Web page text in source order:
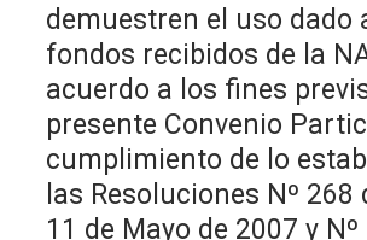
demuestren el uso dado
fondos recibidos de la
acuerdo a los fines
presente Convenio
cumplimiento de lo
las Resoluciones Nº 268
11 de Mayo de 2007 y Nº